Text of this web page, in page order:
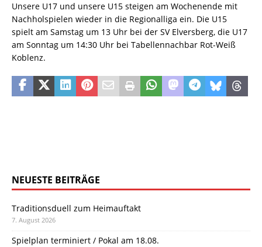
Unsere U17 und unsere U15 steigen am Wochenende mit
Nachholspielen wieder in die Regionalliga ein. Die U15
spielt am Samstag um 13 Uhr bei der SV Elversberg, die U17
am Sonntag um 14:30 Uhr bei Tabellennachbar Rot-Weiß
Koblenz.
NEUESTE BEITRÄGE
Traditionsduell zum Heimauftakt
7. August 2026
Spielplan terminiert / Pokal am 18.08.